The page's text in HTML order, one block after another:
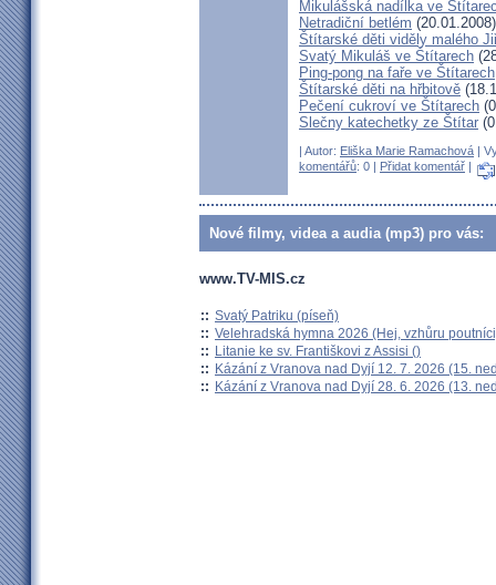
Mikulášská nadílka ve
Netradiční betlém (20.01.2008)
Štítarské děti viděly malého
Svatý Mikuláš ve Štítarech
Ping-pong na faře ve Štítarech
Štítarské děti na hřbitově
Pečení cukroví ve Štítarech
Slečny katechetky ze Štítar
| Autor: Eliška Marie Ramachová |
komentářů: 0 | Přidat komentář |
Nové filmy, videa a audia (mp3) pro vás:
www.TV-MIS.cz
:: Svatý Patriku (píseň)
:: Velehradská hymna 2026 (Hej, vzhůru
:: Litanie ke sv. Františkovi z Assisi ()
:: Kázání z Vranova nad Dyjí 12. 7. 2026 (15.
:: Kázání z Vranova nad Dyjí 28. 6. 2026 (13.